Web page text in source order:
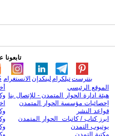
تابعونا
الانستغرام لينكدإن تيلكرامبنترست
الموقع الرئيسي
هيئة ادارة الحوار المتمدن - للإتصال بنا
إحصائيات مؤسسة الحوار المتمدن
قواعد النشر
ابرز كتاب / كاتبات الحوار المتمدن
يوتيوب التمدن
مكتبة التمدن